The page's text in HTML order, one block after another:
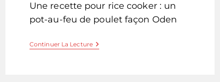
publication :
Une recette pour rice cooker : un
pot-au-feu de poulet façon Oden
Continuer La LectureRecette